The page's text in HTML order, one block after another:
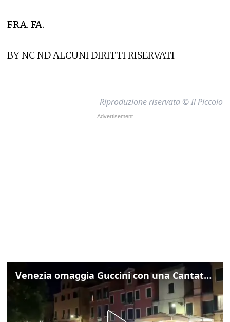
FRA. FA.
BY NC ND ALCUNI DIRITTI RISERVATI
Riproduzione riservata © Il Piccolo
Venezia omaggia Guccini con una Cantata Anarchica in campo Santa Margherita